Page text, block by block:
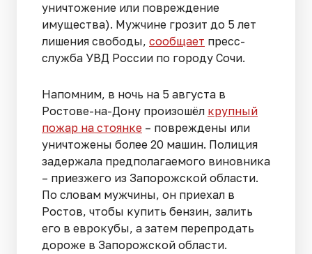
уничтожение или повреждение
имущества). Мужчине грозит до 5 лет
лишения свободы, сообщает пресс-
служба УВД России по городу Сочи.
Напомним, в ночь на 5 августа в
Ростове-на-Дону произошёл крупный
пожар на стоянке – повреждены или
уничтожены более 20 машин. Полиция
задержала предполагаемого виновника
– приезжего из Запорожской области.
По словам мужчины, он приехал в
Ростов, чтобы купить бензин, залить
его в еврокубы, а затем перепродать
дороже в Запорожской области.